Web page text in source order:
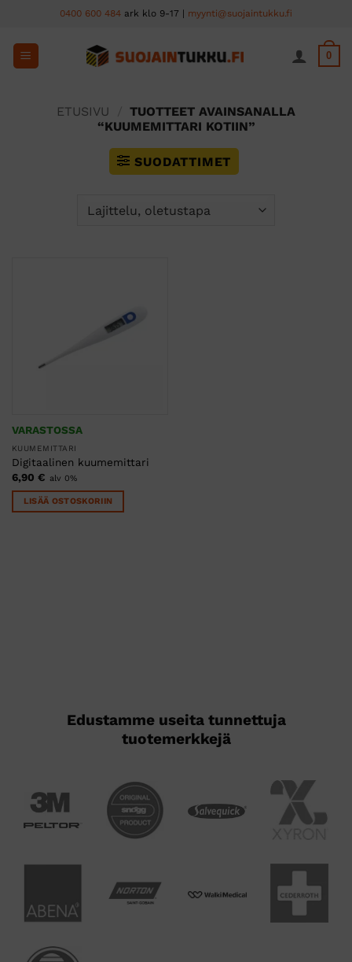
content
0400 600 484 ark klo 9-17 | myynti@suojaintukku.fi
0
ETUSIVU
TUOTTEET AVAINSANALLA
“KUUMEMITTARI KOTIIN”
SUODATTIMET
VARASTOSSA
KUUMEMITTARI
Digitaalinen kuumemittari
6,90 € alv 0%
LISÄÄ OSTOSKORIIN
Edustamme useita tunnettuja
tuotemerkkejä